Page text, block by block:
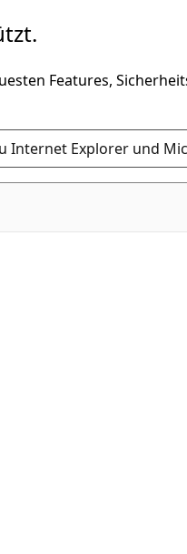
Features,
Internet Explorer und